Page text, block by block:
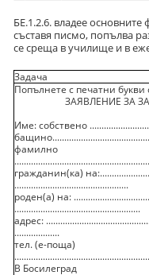
БЕ.1.2.6. владее
съставя писмо, попълва
се среща в училище и в
Задача
Попълнете с печатни букви
ЗАЯВЛЕНИЕ ЗА
Име: собствено
фамилно
гражданин(ка)
................................................
роден(а) на:
.....................................................
адрес:
...................
тел. (е-поща)
В Босилеград